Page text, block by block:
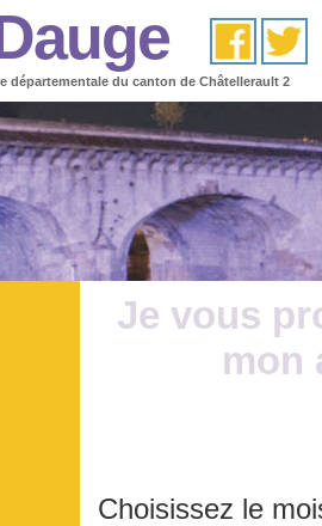
départementale du canton de Châtellerault 2
Je vous
mon
Choisissez le